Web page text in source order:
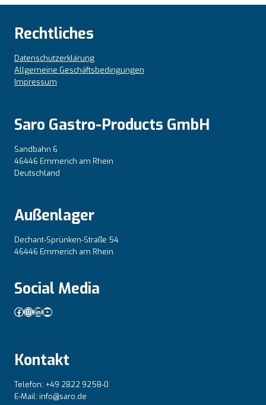
Rechtliches
Datenschutzerklärung
Allgemeine Geschäftsbedingungen
Impressum
Saro Gastro-Products GmbH
Sandbahn 6
46446 Emmerich am Rhein
Deutschland
Außenlager
Dechant-Sprünken-Straße 54
46446 Emmerich am Rhein
Social Media
Facebook
Instagram
LinkedIn
YouTube
Kontakt
Telefon: +49 2822 9258-0
E-Mail: info@saro.de